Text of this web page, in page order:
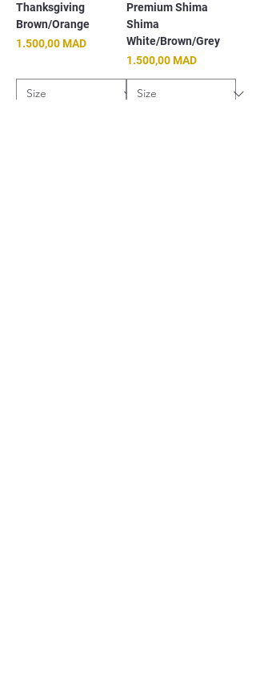
Thanksgiving
Brown/Orange
Prix
1.500,00 MAD
Premium Shima
Shima
White/Brown/Grey
Prix
1.500,00 MAD